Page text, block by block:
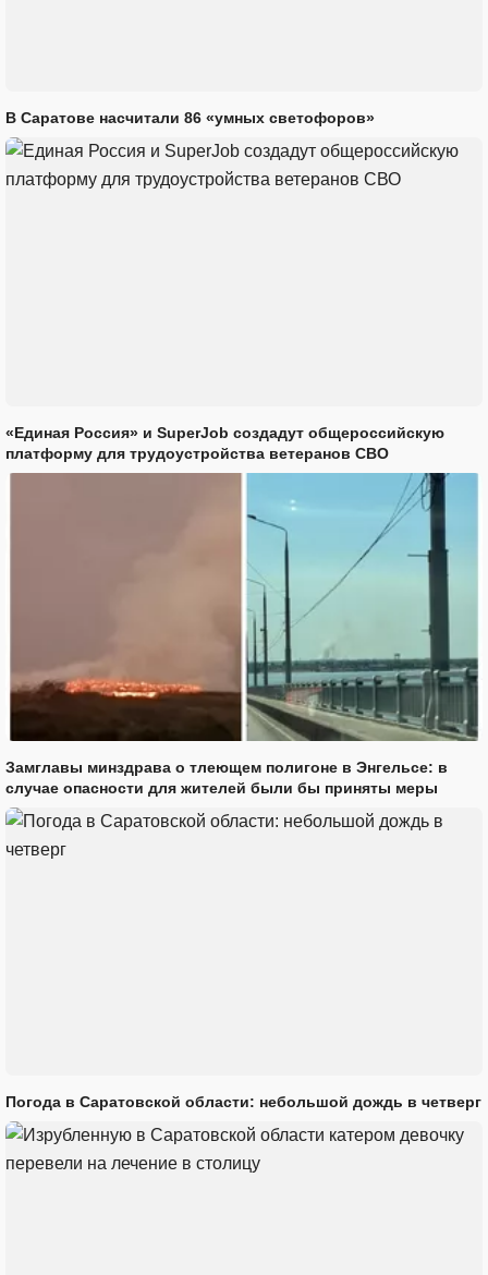
В Саратове насчитали 86 «умных светофоров»
«Единая Россия» и SuperJob создадут общероссийскую
платформу для трудоустройства ветеранов СВО
Замглавы минздрава о тлеющем полигоне в Энгельсе: в
случае опасности для жителей были бы приняты меры
Погода в Саратовской области: небольшой дождь в четверг